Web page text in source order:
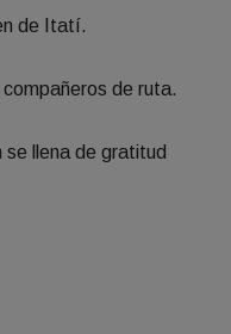
de Itatí.
de ruta.
se llena de gratitud